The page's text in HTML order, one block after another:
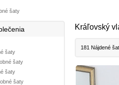
šaty
šaty
šaty
šaty
šaty
Kráľovský
181 Nájdené